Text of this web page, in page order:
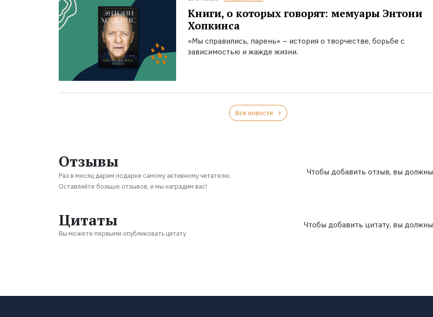
Книги, о которых говорят: мемуары Энтони
Хопкинса
«Мы справились, парень» – история о творчестве, борьбе с
зависимостью и жажде жизни.
Все новости
Отзывы
Раз в месяц дарим подарки самому активному читателю.
Оставляйте больше отзывов, и мы наградим вас!
Чтобы добавить отзыв, вы должны
Цитаты
Вы можете первыми опубликовать цитату
Чтобы добавить цитату, вы должны